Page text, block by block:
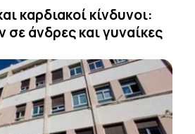
καρδιακοί κίνδυνοι:
άνδρες και γυναίκες